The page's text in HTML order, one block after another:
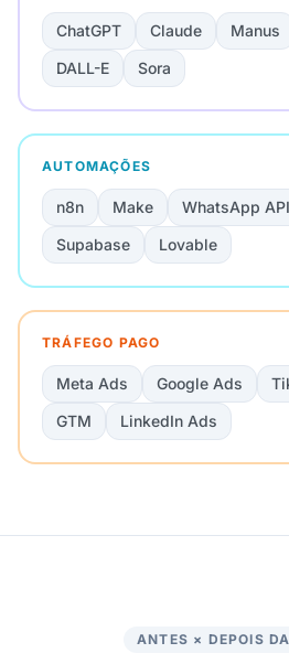
ChatGPT Claude Manus
DALL-E
Sora
AUTOMAÇÕES
n8n Make WhatsApp API
Supabase
Lovable
TRÁFEGO PAGO
Meta Ads Google Ads
GTM
LinkedIn Ads
ANTES × DEPOIS